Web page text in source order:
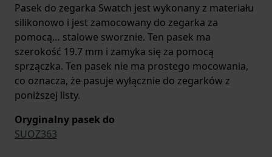
Pasek do zegarka Swatch jest wykonany z materiału
silikonowo i jest zamocowany do zegarka za
pomocą… stalowe sworznie. Ten pasek ma
szerokość 19.7 mm i zamyka się za pomocą
sprzączka. Ten pasek nie ma prostego mocowania,
co oznacza, że pasuje wyłącznie do zegarków z
poniższej listy.
Oryginalny pasek do
SUOZ363